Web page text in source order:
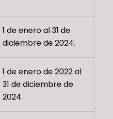
1 de enero al 31 de
diciembre de 2024.
1 de enero de 2022 al
31 de diciembre de
2024.